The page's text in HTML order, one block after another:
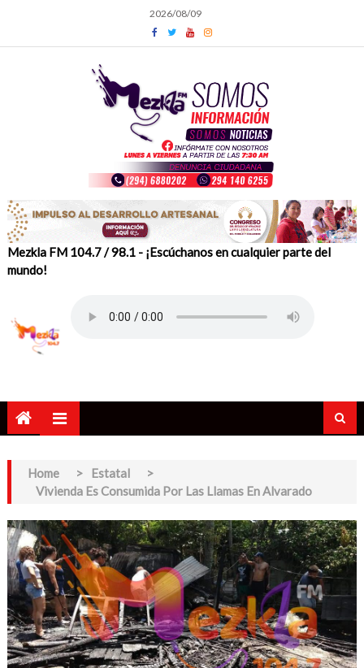
content
2026/08/09
Mezkla FM 104.7 / 98.1 - ¡Escúchanos en cualquier parte del
mundo!
Home > Estatal
>
Vivienda Es Consumida Por Las Llamas En Alvarado